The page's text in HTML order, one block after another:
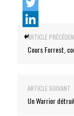
ARTICLE
Cours Forrest,
ARTICLE SUIVANT
Un Warrior